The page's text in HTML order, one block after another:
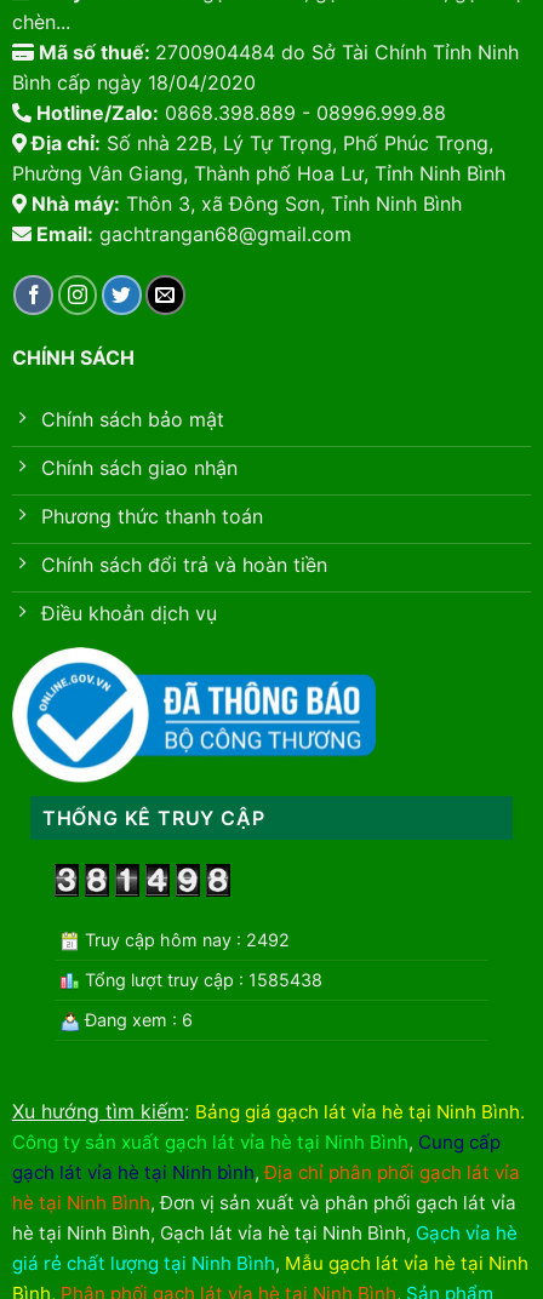
chèn...
Mã số thuế: 2700904484 do Sở Tài Chính Tỉnh Ninh
Bình cấp ngày 18/04/2020
Hotline/Zalo: 0868.398.889 - 08996.999.88
Địa chỉ: Số nhà 22B, Lý Tự Trọng, Phố Phúc Trọng,
Phường Vân Giang, Thành phố Hoa Lư, Tỉnh Ninh Bình
Nhà máy: Thôn 3, xã Đông Sơn, Tỉnh Ninh Bình
Email: gachtrangan68@gmail.com
CHÍNH SÁCH
Chính sách bảo mật
Chính sách giao nhận
Phương thức thanh toán
Chính sách đổi trả và hoàn tiền
Điều khoản dịch vụ
THỐNG KÊ TRUY CẬP
Truy cập hôm nay : 2492
Tổng lượt truy cập : 1585438
Đang xem : 6
Xu hướng tìm kiếm: Bảng giá gạch lát vỉa hè tại Ninh Bình.
Công ty sản xuất gạch lát vỉa hè tại Ninh Bình, Cung cấp
gạch lát vỉa hè tại Ninh bình,Địa chỉ phân phối gạch lát vỉa
hè tại Ninh Bình,Đơn vị sản xuất và phân phối gạch lát vỉa
hè tại Ninh Bình, Gạch lát vỉa hè tại Ninh Bình, Gạch vỉa hè
giá rẻ chất lượng tại Ninh Bình, Mẫu gạch lát vỉa hè tại Ninh
Bình, Phân phối gạch lát vỉa hè tại Ninh Bình, Sản phẩm